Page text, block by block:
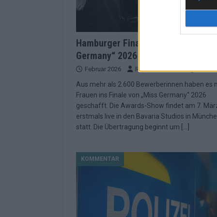
Hamburger Finalistin kämpft bei
Germany“ 2026 um Auszeichnung
Februar 2026 Redaktion | Hamburger Blatt
Aus mehr als 2.600 Bewerberinnen haben es
Frauen ins Finale von „Miss Germany“ 2026
geschafft. Die Awards-Show findet am 7.
erstmals live in den Bavaria Studios in
statt. Die Übertragung beginnt um
KOMMENTAR